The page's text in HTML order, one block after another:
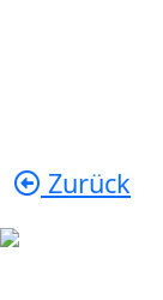
Zurück